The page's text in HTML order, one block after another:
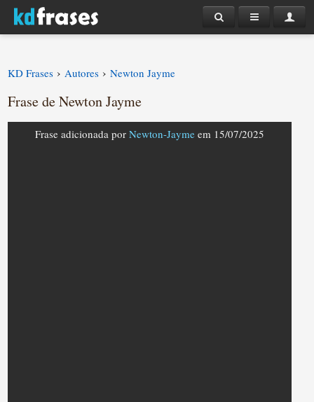
KD Frases › Autores › Newton Jayme
Frase de Newton Jayme
Frase adicionada por Newton-Jaymeem 15/07/2025